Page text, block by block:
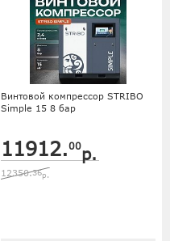
Винтовой компрессор STRIBO
Simple 15 8 бар
11912.00р.
12350.36р.